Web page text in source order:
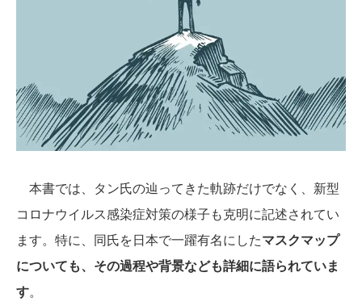
本書では、タン氏の辿ってきた軌跡だけでなく、新型
コロナウイルス感染症対策の様子も克明に記述されてい
ます。特に、同氏を日本で一躍有名にしたマスクマップ
についても、その過程や背景なども詳細に語られていま
す。